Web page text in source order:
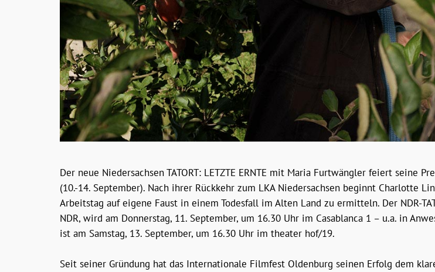
Der neue Niedersachsen TATORT: LETZTE ERNTE mit Maria Furtwängler feiert
(10.-14. September). Nach ihrer Rückkehr zum LKA Niedersachsen beginnt Charlotte
Arbeitstag auf eigene Faust in einem Todesfall im Alten Land zu ermitteln. Der NDR-
NDR, wird am Donnerstag, 11. September, um 16.30 Uhr im Casablanca 1 – u.a. in
ist am Samstag, 13. September, um 16.30 Uhr im theater hof/19.
Seit seiner Gründung hat das Internationale Filmfest Oldenburg seinen Erfolg dem